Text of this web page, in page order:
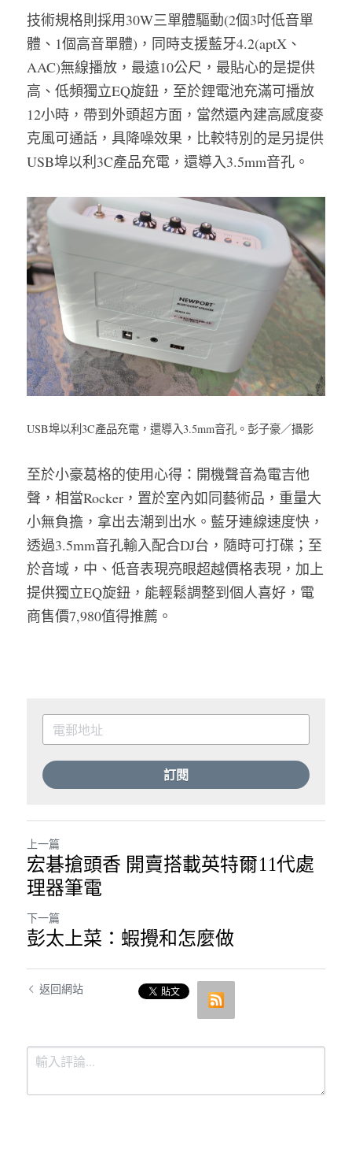
技術規格則採用30W三單體驅動(2個3吋低音單
體、1個高音單體)，同時支援藍牙4.2(aptX、
AAC)無線播放，最遠10公尺，最貼心的是提供
高、低頻獨立EQ旋鈕，至於鋰電池充滿可播放
12小時，帶到外頭超方面，當然還內建高感度麥
克風可通話，具降噪效果，比較特別的是另提供
USB埠以利3C產品充電，還導入3.5mm音孔。
USB埠以利3C產品充電，還導入3.5mm音孔。彭子豪／攝影
至於小豪葛格的使用心得：開機聲音為電吉他
聲，相當Rocker，置於室內如同藝術品，重量大
小無負擔，拿出去潮到出水。藍牙連線速度快，
透過3.5mm音孔輸入配合DJ台，隨時可打碟；至
於音域，中、低音表現亮眼超越價格表現，加上
提供獨立EQ旋鈕，能輕鬆調整到個人喜好，電
商售價7,980值得推薦。
訂閱
上一篇
宏碁搶頭香 開賣搭載英特爾11代處
理器筆電
下一篇
彭太上菜：蝦攪和怎麼做
返回網站